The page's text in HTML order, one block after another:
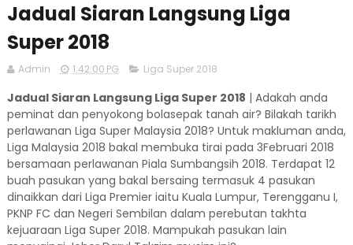
Jadual Siaran Langsung Liga
Super 2018
Admin 1:42:00 PG Liga Super 2018
Jadual Siaran Langsung Liga Super 2018 | Adakah anda
peminat dan penyokong bolasepak tanah air? Bilakah tarikh
perlawanan Liga Super Malaysia 2018? Untuk makluman anda,
Liga Malaysia 2018 bakal membuka tirai pada 3Februari 2018
bersamaan perlawanan Piala Sumbangsih 2018. Terdapat 12
buah pasukan yang bakal bersaing termasuk 4 pasukan
dinaikkan dari Liga Premier iaitu Kuala Lumpur, Terengganu I,
PKNP FC dan Negeri Sembilan dalam perebutan takhta
kejuaraan Liga Super 2018. Mampukah pasukan lain